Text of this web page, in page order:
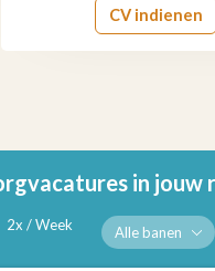
CV indienen
in jouw
2x / Week Alle banen